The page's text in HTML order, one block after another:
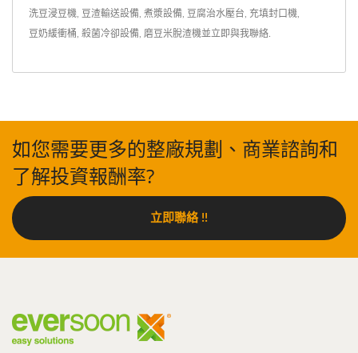
洗豆浸豆機, 豆渣輸送設備, 煮漿設備, 豆腐治水壓台, 充填封口機,
豆奶緩衝桶, 殺菌冷卻設備, 磨豆米脫渣機並立即與我聯絡.
如您需要更多的整廠規劃、商業諮詢和
了解投資報酬率?
立即聯絡 !!